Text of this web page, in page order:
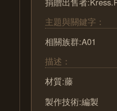
主題與關鍵字：
相關族群:A01
描述：
材質:藤
製作技術:編製